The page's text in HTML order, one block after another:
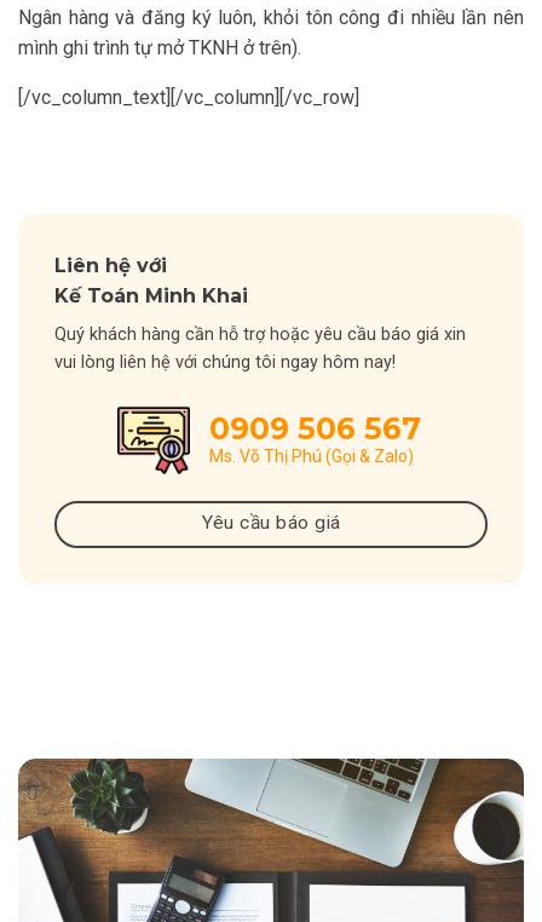
Ngân hàng và đăng ký luôn, khỏi tôn công đi nhiều lần nên
mình ghi trình tự mở TKNH ở trên).
[/vc_column_text][/vc_column][/vc_row]
Liên hệ với
Kế Toán Minh Khai
Quý khách hàng cần hỗ trợ hoặc yêu cầu báo giá xin
vui lòng liên hệ với chúng tôi ngay hôm nay!
0909 506 567
Ms. Võ Thị Phú (Gọi & Zalo)
Yêu cầu báo giá